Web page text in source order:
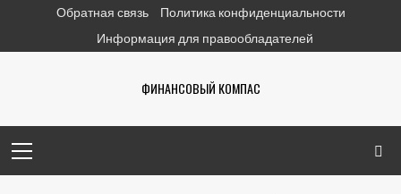
содержимому
Обратная связь
Политика конфиденциальности
Информация для правообладателей
ФИНАНСОВЫЙ КОМПАС
меню